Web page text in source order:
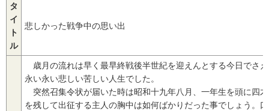
タ
イ
ト
ル
悲しかった戦争中の思い出
歳月の流れは早く最早終戦後半世紀を迎えんとする今日でさ
永い永い悲しい苦しい人生でした。
突然召集令状が届いた時は昭和十九年八月、一年生を頭に四
を残して出征する主人の胸中は如何ばかりだった事でしょう。